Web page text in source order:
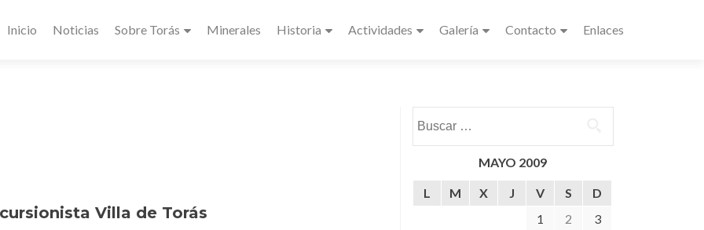
Inicio Noticias Sobre Torás Minerales Historia Actividades Galería Contacto Enlaces
Villa de Torás
MAYO 2009
L M X J V S D
1 2
3